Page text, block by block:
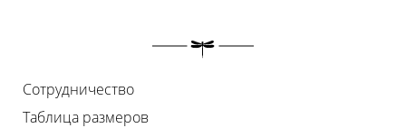
Сотрудничество
Таблица размеров